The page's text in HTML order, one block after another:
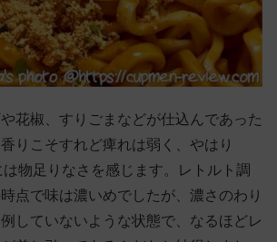
花椒、すりごまなどが仕込んであった
りこそすれど痺れは弱く、やはり
は物足りなさを感じます。レトルト調
点で味は濃いめでしたが、濃さのわり
していないような状態で、なるほどレ